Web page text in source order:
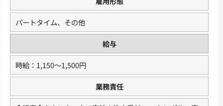
パートタイム、その他
給与
時給：1,150〜1,500円
業務責任